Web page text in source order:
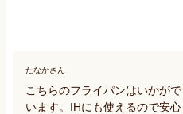
たなかさん
こちらのフライパンはいかが
います。IHにも使えるので安心